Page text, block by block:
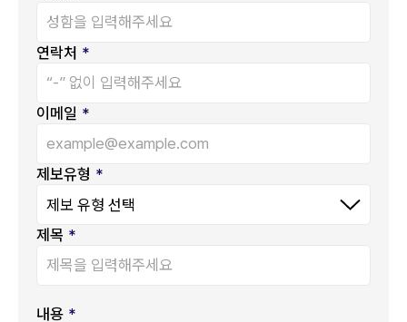
연락처 *
이메일 *
제보유형 *
제목 *
내용 *